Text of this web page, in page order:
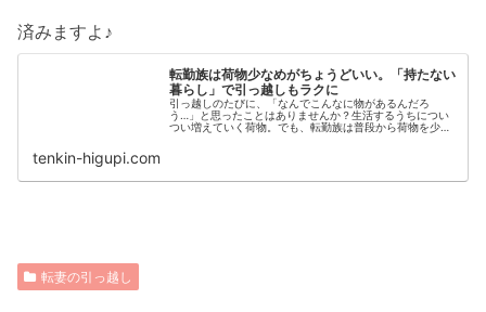
済みますよ♪
転勤族は荷物少なめがちょうどいい。「持たない
暮らし」で引っ越しもラクに
引っ越しのたびに、「なんでこんなに物があるんだろ
う…」と思ったことはありませんか？生活するうちについ
つい増えていく荷物。でも、転勤族は普段から荷物を少な
tenkin-higupi.com
転妻の引っ越し